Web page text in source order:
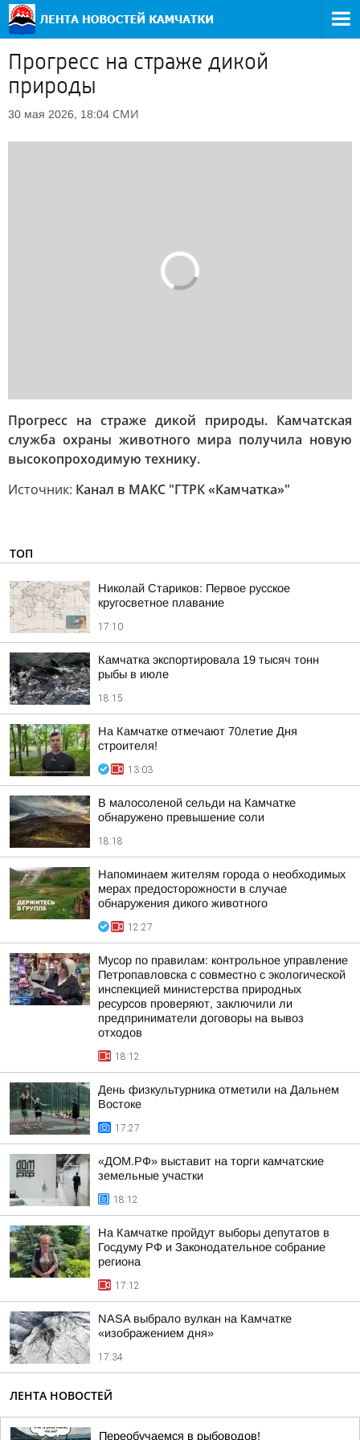
Прогресс на страже дикой
природы
30 мая 2026, 18:04 СМИ
Прогресс на страже дикой природы. Камчатская
служба охраны животного мира получила новую
высокопроходимую технику.
Источник: Канал в МАКС "ГТРК «Камчатка»"
ТОП
Николай Стариков: Первое русское
кругосветное плавание
17:10
Камчатка экспортировала 19 тысяч тонн
рыбы в июле
18:15
На Камчатке отмечают 70летие Дня
строителя!
13:03
В малосоленой сельди на Камчатке
обнаружено превышение соли
18:18
Напоминаем жителям города о необходимых
мерах предосторожности в случае
обнаружения дикого животного
12:27
Мусор по правилам: контрольное управление
Петропавловска с совместно с экологической
инспекцией министерства природных
ресурсов проверяют, заключили ли
предприниматели договоры на вывоз
отходов
18:12
День физкультурника отметили на Дальнем
Востоке
17:27
«ДОМ.РФ» выставит на торги камчатские
земельные участки
18:12
На Камчатке пройдут выборы депутатов в
Госдуму РФ и Законодательное собрание
региона
17:12
NASA выбрало вулкан на Камчатке
«изображением дня»
17:34
ЛЕНТА НОВОСТЕЙ
Переобучаемся в рыбоводов!